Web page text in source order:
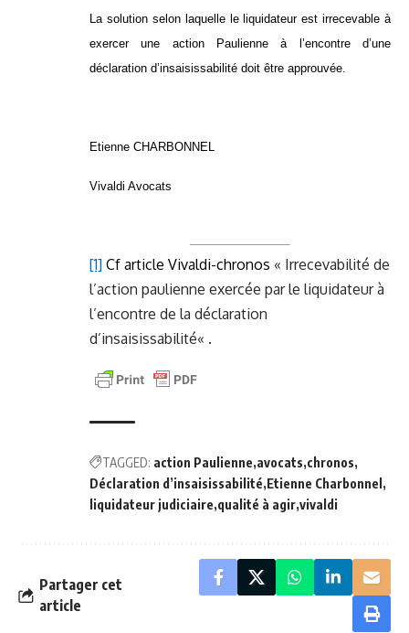
La solution selon laquelle le liquidateur est irrecevable à
exercer une action Paulienne à l’encontre d’une
déclaration d’insaisissabilité doit être approuvée.
Etienne CHARBONNEL
Vivaldi Avocats
[1] Cf article Vivaldi-chronos « Irrecevabilité de
l’action paulienne exercée par le liquidateur à
l’encontre de la déclaration
d’insaisissabilité« .
TAGGED: action Paulienne avocats chronos
Déclaration d’insaisissabilité Etienne Charbonnel
liquidateur judiciaire qualité à agir vivaldi
Partager cet
article